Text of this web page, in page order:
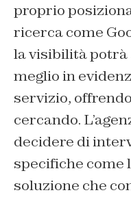
proprio
ricerca come
la visibilità
meglio in
servizio,
cercando.
decidere di
specifiche come
soluzione che